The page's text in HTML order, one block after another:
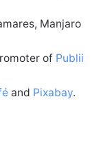
Manjaro
of Publii
and Pixabay.